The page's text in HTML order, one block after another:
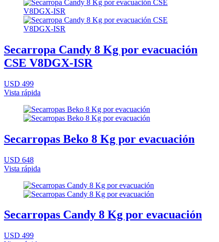
Secarropa Candy 8 Kg por evacuación
CSE V8DGX-ISR
USD 499
Vista rápida
Secarropas Beko 8 Kg por evacuación
USD 648
Vista rápida
Secarropas Candy 8 Kg por evacuación
USD 499